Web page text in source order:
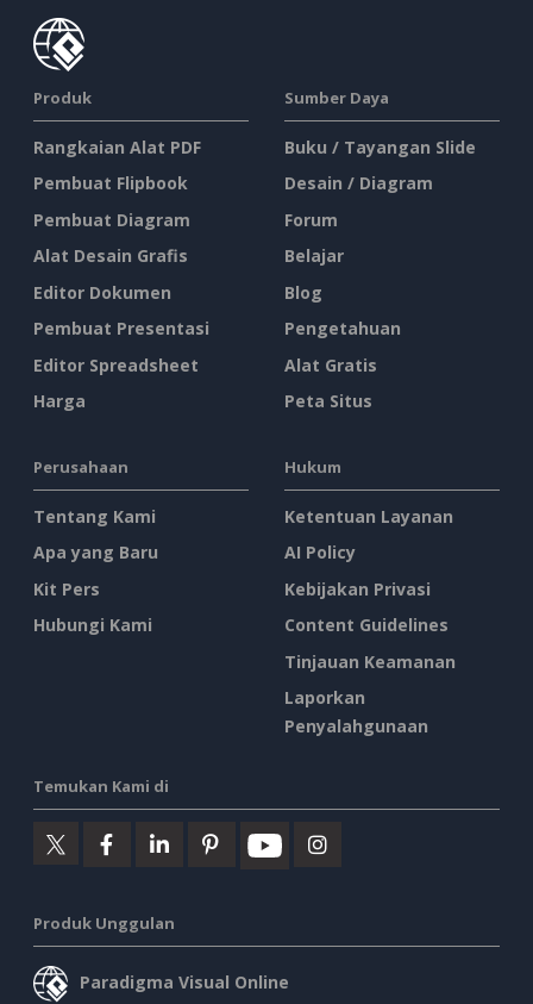
Produk
Rangkaian Alat PDF
Pembuat Flipbook
Pembuat Diagram
Alat Desain Grafis
Editor Dokumen
Pembuat Presentasi
Editor Spreadsheet
Harga
Sumber Daya
Buku / Tayangan Slide
Desain / Diagram
Forum
Belajar
Blog
Pengetahuan
Alat Gratis
Peta Situs
Perusahaan
Tentang Kami
Apa yang Baru
Kit Pers
Hubungi Kami
Hukum
Ketentuan Layanan
AI Policy
Kebijakan Privasi
Content Guidelines
Tinjauan Keamanan
Laporkan
Penyalahgunaan
Temukan Kami di
Produk Unggulan
Paradigma Visual Online